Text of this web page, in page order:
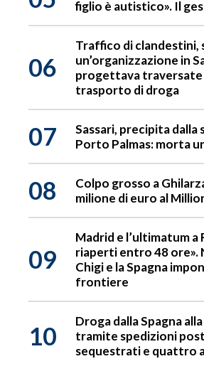
figlio è autistico». Il
06
Traffico di clandestini,
un’organizzazione in
progettava traversate
trasporto di droga
07
Sassari, precipita dalla
Porto Palmas: morta
08
Colpo grosso a
milione di euro al
09
Madrid e l’ultimatum a
riaperti entro 48 ore».
Chigi e la Spagna
frontiere
10
Droga dalla Spagna
tramite spedizioni
sequestrati e quattro